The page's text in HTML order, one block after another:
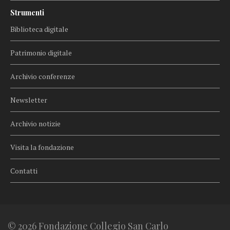
Strumenti
Biblioteca digitale
Patrimonio digitale
Archivio conferenze
Newsletter
Archivio notizie
Visita la fondazione
Contatti
© 2026 Fondazione Collegio San Carlo